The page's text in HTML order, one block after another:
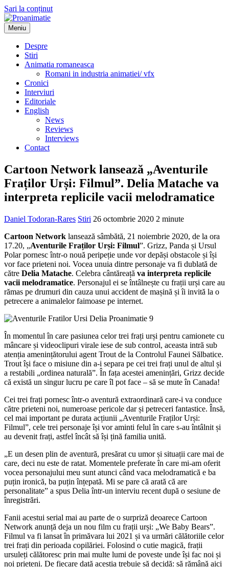
Sari la conținut
Proanimatie
Stiri despre filme de animatie
Meniu
Despre
Stiri
Animatia romaneasca
Romani in industria animatiei/ vfx
Cronici
Interviuri
Editoriale
English
News
Reviews
Interviews
Contact
Cartoon Network lansează „Aventurile
Fraților Urși: Filmul”. Delia Matache va
interpreta replicile vacii melodramatice
Daniel Todoran-Rares Stiri 26 octombrie 2020 2 minute
Cartoon Network lansează sâmbătă, 21 noiembrie 2020, de la ora
17.20, „Aventurile Fraților Urși: Filmul”. Grizz, Panda și Ursul
Polar pornesc într-o nouă peripeție unde vor depăși obstacole și își
vor face prieteni noi. Vocea unuia dintre personaje va fi dublată de
către Delia Matache. Celebra cântăreață va interpreta replicile
vacii melodramatice. Personajul ei se întâlnește cu frații urși care au
rămas pe drumuri din cauza unui accident de mașină și îi invită la o
petrecere a animalelor faimoase pe internet.
În momentul în care pasiunea celor trei frați urși pentru camionete cu
mâncare și videoclipuri virale iese de sub control, aceasta intră sub
atenția amenințătorului agent Trout de la Controlul Faunei Sălbatice.
Trout își face o misiune din a-i separa pe cei trei frați unul de altul și
a restabili „ordinea naturală”. În fața acestei amenințări, Grizz decide
că există un singur lucru pe care îl pot face – să se mute în Canada!
Cei trei frați pornesc într-o aventură extraordinară care-i va conduce
către prieteni noi, numeroase pericole dar și petreceri fantastice. Însă,
cel mai important pe durata acțiunii „Aventurile Fraților Urși:
Filmul”, cele trei personaje își vor aminti felul în care s-au întâlnit și
au devenit frați, astfel încât să își țină familia unită.
„E un desen plin de aventură, presărat cu umor și situații care mai de
care, deci nu este de ratat. Momentele preferate în care mi-am oferit
vocea personajului meu sunt atunci când vaca melodramatică e ba
puțin ironică, ba puțin înțepată. Mi se pare că arată că are
personalitate” a spus Delia într-un interviu recent după o sesiune de
înregistrări.
Fanii acestui serial mai au parte de o surpriză deoarece Cartoon
Network anunță deja un nou film cu frații urși: „We Baby Bears”.
Filmul va fi lansat în primăvara lui 2021 și va urmări călătoriile celor
trei frați din perioada copilăriei. Folosind o cutie magică, frații
ursuleți călătoresc prin mai multe lumi de poveste unde își fac noi și
noi prieteni. De fiecare dată aceștia trebuie să decidă: să rămână aici